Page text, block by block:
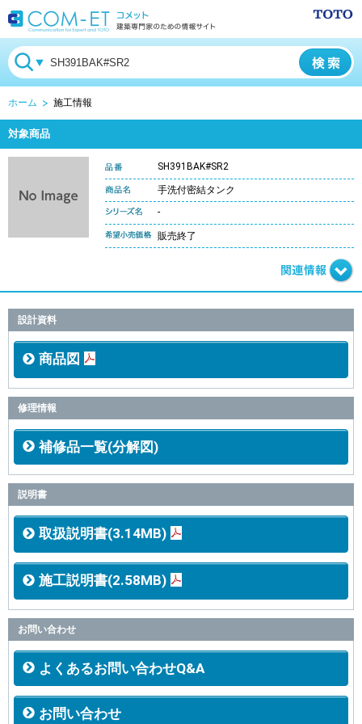
ホーム 施工情報
対象商品
SH391BAK#SR2
手洗付密結タンク
-
販売終了
設計資料
商品図
修理情報
補修品一覧(分解図)
説明書
取扱説明書(3.14MB)
施工説明書(2.58MB)
お問い合わせ
よくあるお問い合わせQ&A
お問い合わせ